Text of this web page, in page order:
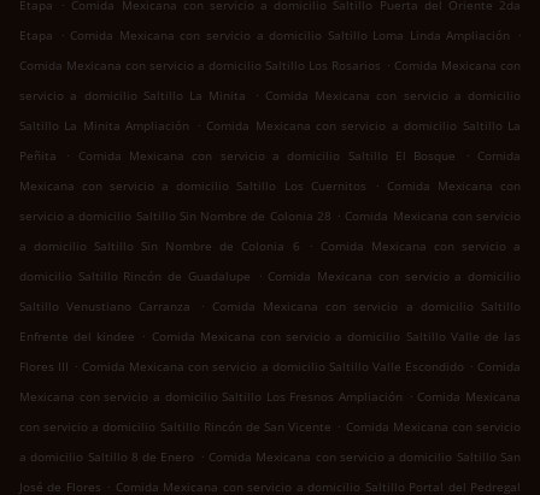
Etapa
Comida Mexicana con servicio a domicilio Saltillo Puerta del Oriente 2da
Etapa
. Comida Mexicana con servicio a domicilio Saltillo Loma Linda Ampliación
.
Comida Mexicana con servicio a domicilio Saltillo Los Rosarios . Comida Mexicana con
servicio a domicilio Saltillo La Minita
. Comida Mexicana con servicio a domicilio
Saltillo La Minita Ampliación
. Comida Mexicana con servicio a domicilio Saltillo La
Peñita
. Comida Mexicana con servicio a domicilio Saltillo El Bosque . Comida
Mexicana con servicio a domicilio Saltillo Los Cuernitos
. Comida Mexicana con
servicio a domicilio Saltillo Sin Nombre de Colonia 28 . Comida Mexicana con servicio
a domicilio Saltillo Sin Nombre de Colonia 6
. Comida Mexicana con servicio a
domicilio Saltillo Rincón de Guadalupe
. Comida Mexicana con servicio a domicilio
Saltillo Venustiano Carranza
. Comida Mexicana con servicio a domicilio Saltillo
Enfrente del kindee . Comida Mexicana con servicio a domicilio Saltillo Valle de las
Flores III . Comida Mexicana con servicio a domicilio Saltillo Valle Escondido . Comida
Mexicana con servicio a domicilio Saltillo Los Fresnos Ampliación . Comida Mexicana
con servicio a domicilio Saltillo Rincón de San Vicente . Comida Mexicana con servicio
a domicilio Saltillo 8 de Enero . Comida Mexicana con servicio a domicilio Saltillo San
José de Flores . Comida Mexicana con servicio a domicilio Saltillo Portal del Pedregal